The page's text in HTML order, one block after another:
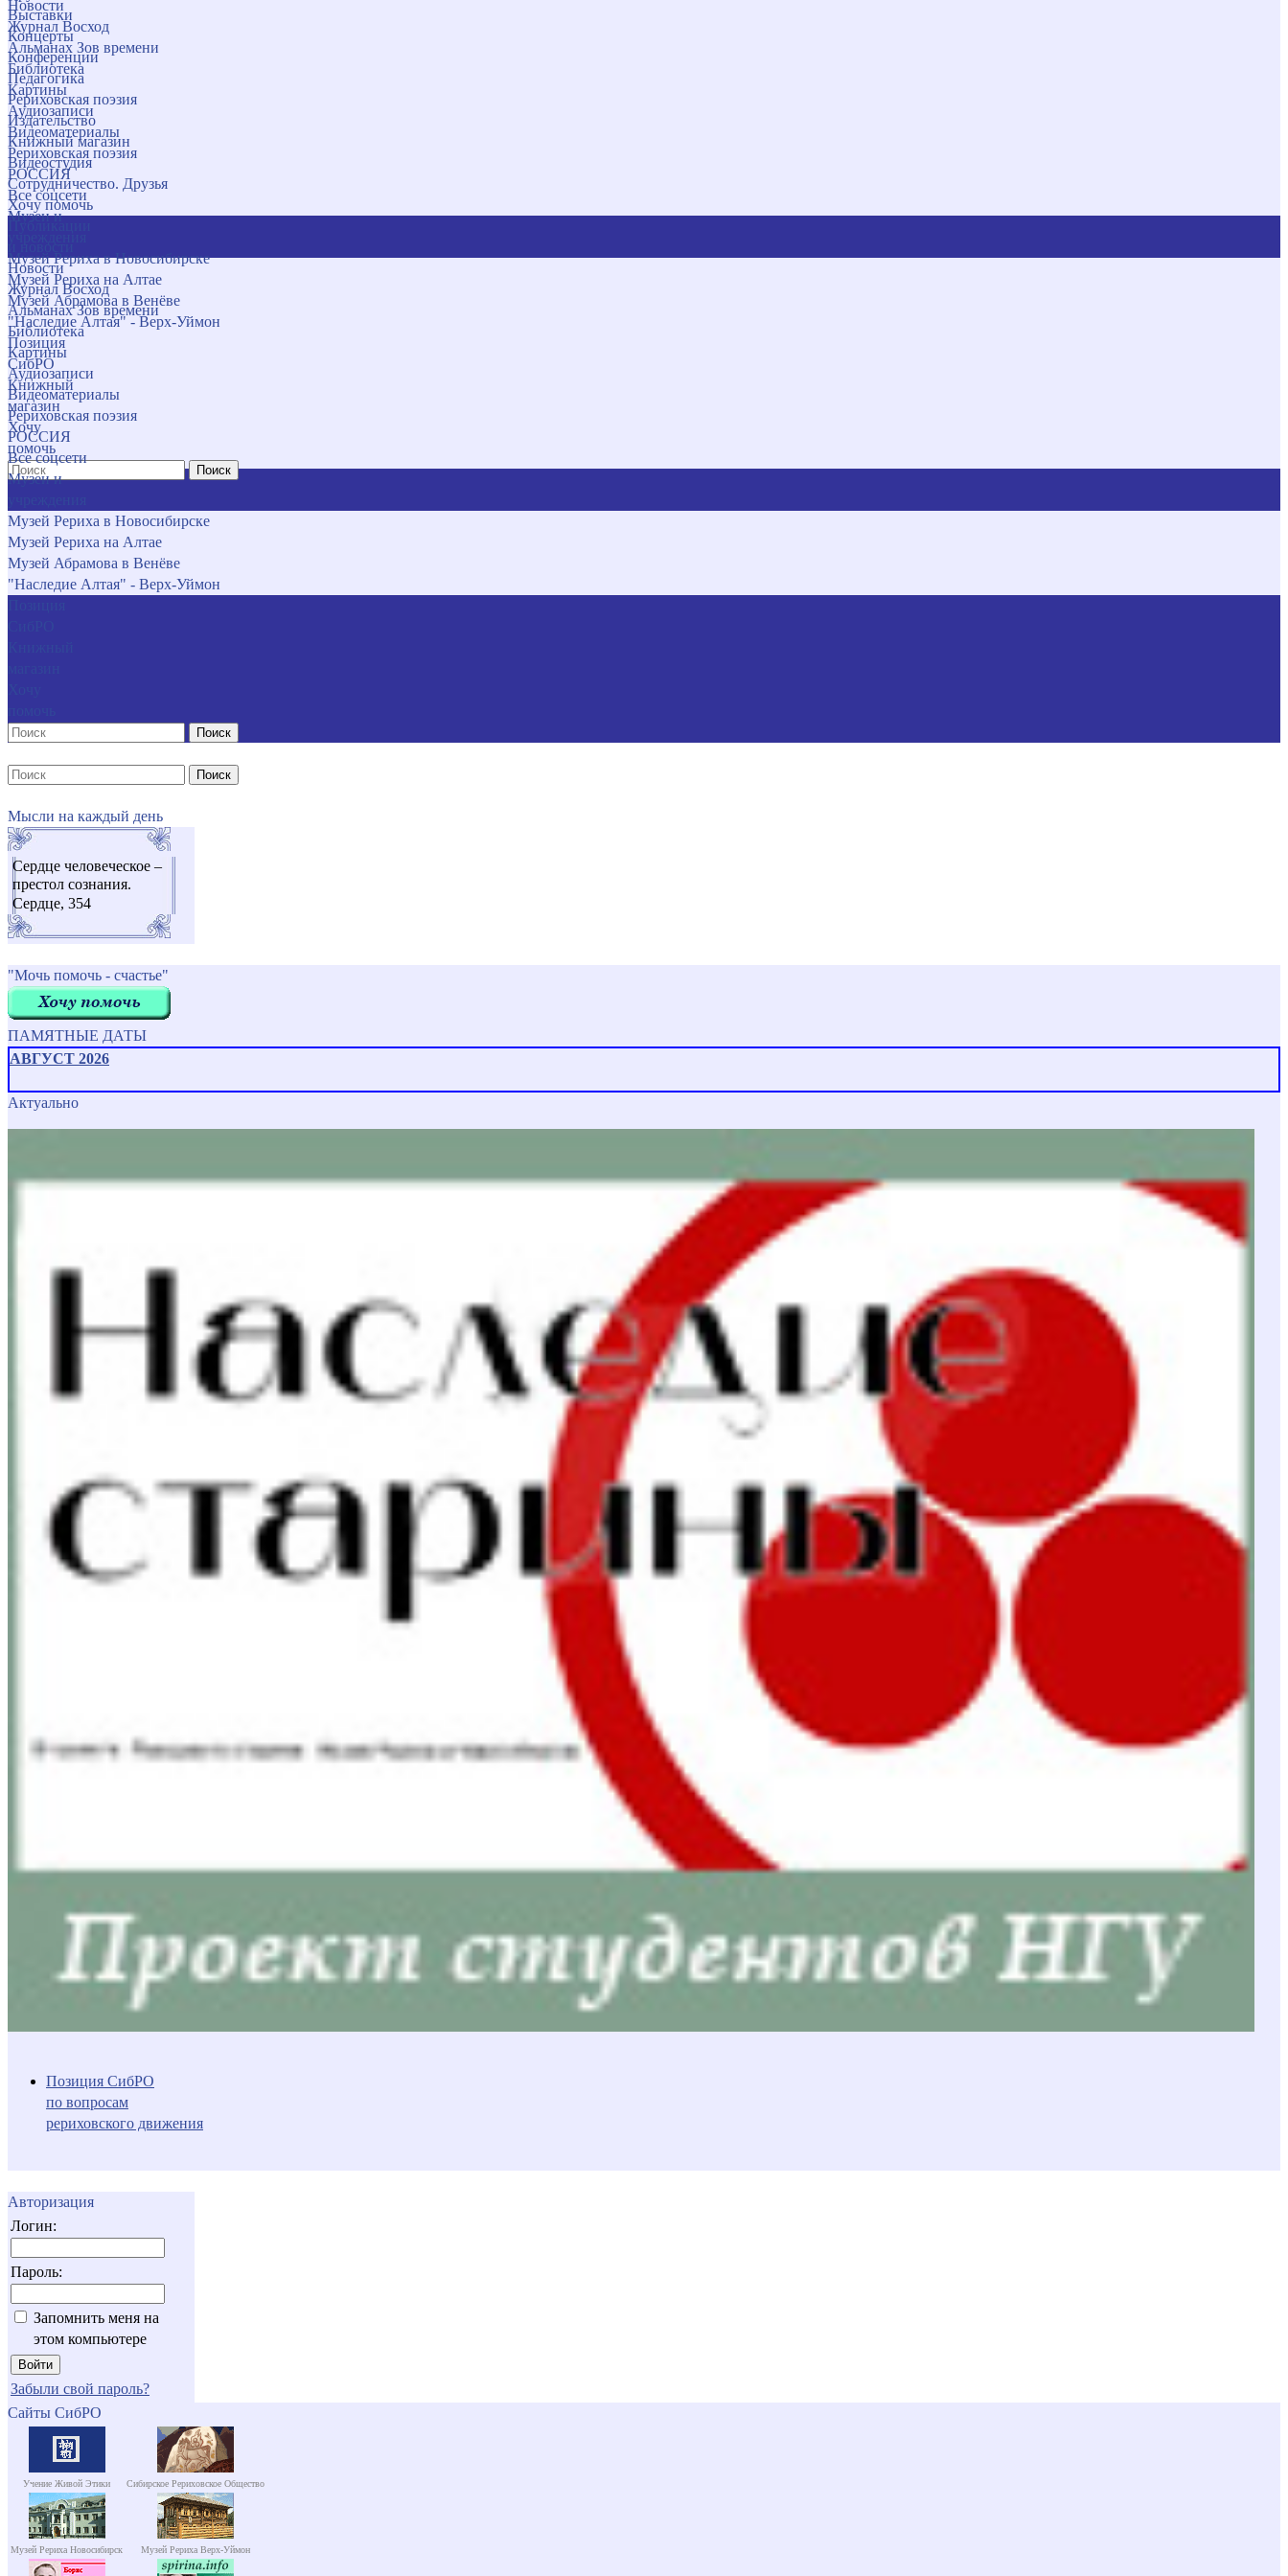
Новости
Журнал Восход
Альманах Зов времени
Библиотека
Картины
Аудиозаписи
Видеоматериалы
Рериховская поэзия
РОССИЯ
Все соцсети
Музеи и
Музей Рериха в Новосибирске
Музей Рериха на Алтае
Музей Абрамова в Венёве
"Наследие Алтая" - Верх-Уймон
Позиция
СибРО
Книжный
магазин
Хочу
помочь
Поиск
Выставки
Концерты
Конференции
Педагогика
Рериховская поэзия
Издательство
Книжный магазин
Видеостудия
Сотрудничество. Друзья
Хочу помочь
Новости
Журнал Восход
Альманах Зов времени
Библиотека
Картины
Аудиозаписи
Видеоматериалы
Рериховская поэзия
РОССИЯ
Все соцсети
Музеи и
Музей Рериха в Новосибирске
Музей Рериха на Алтае
Музей Абрамова в Венёве
"Наследие Алтая" - Верх-Уймон
Поиск
Поиск
Мысли на каждый день
Сердце человеческое –
престол сознания.
Сердце, 354
"Мочь помочь - счастье"
ПАМЯТНЫЕ ДАТЫ
АВГУСТ 2026
Актуально
Позиция СибРО
по вопросам
рериховского движения
Авторизация
Логин:
Пароль:
Запомнить меня на
этом компьютере
Забыли свой пароль?
Сайты СибРО
Учение Живой Этики Сибирское Рериховское Общество
Музей Рериха Новосибирск Музей Рериха Верх-Уймон